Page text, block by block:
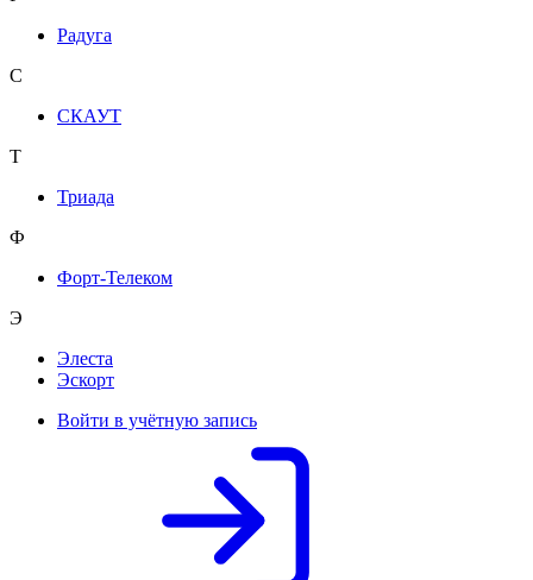
Радуга
С
СКАУТ
Т
Триада
Ф
Форт-Телеком
Э
Элеста
Эскорт
Войти в учётную запись